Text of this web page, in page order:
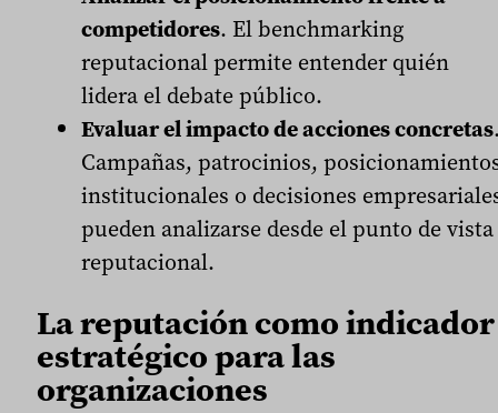
competidores. El benchmarking
reputacional permite entender quién
lidera el debate público.
Evaluar el impacto de acciones concretas
Campañas, patrocinios,
institucionales o decisiones
pueden analizarse desde el punto de vista
reputacional.
La reputación como indicador
estratégico para las
organizaciones